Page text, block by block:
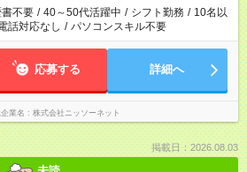
書不要 / 40～50代活躍中 / シフト勤務 / 10名以
話対応なし / パソコンスキル不要
応募する 詳細へ
業名 株式会社ニッソーネット
掲載日：2026.08.03